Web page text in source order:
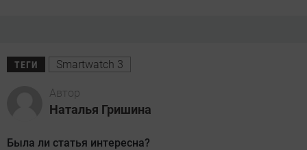
ТЕГИ Smartwatch 3
Автор
Наталья Гришина
Была ли статья интересна?